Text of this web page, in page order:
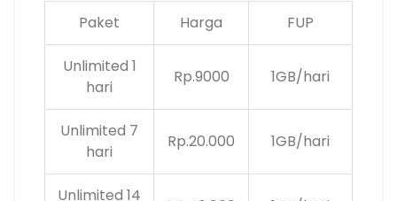
Paket Harga FUP
Unlimited 1
hari
Rp.9000 1GB/hari
Unlimited 7
hari
Rp.20.000 1GB/hari
Unlimited 14